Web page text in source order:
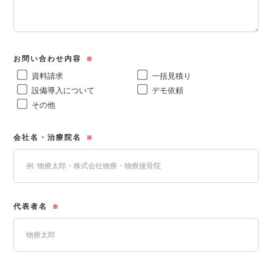
お問い合わせ内容 ※
資料請求
一括見積り
設備導入について
デモ依頼
その他
会社名・治療院名 ※
代表者名 ※